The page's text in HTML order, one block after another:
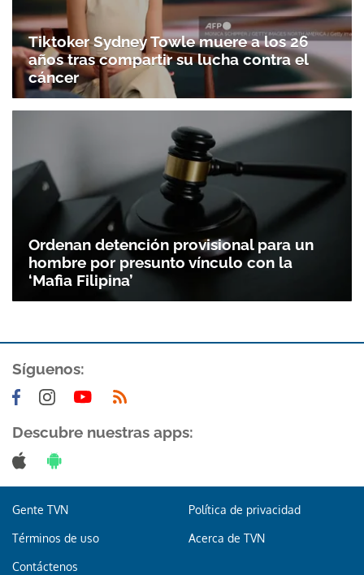
Gracias por suscribirte a nuestro boletín.
ACEPTAR
Tiktoker Sydney Towle muere a los 26
años tras compartir su lucha contra el
cáncer
Ordenan detención provisional para un
hombre por presunto vínculo con la
‘Mafia Filipina’
Síguenos:
Descubre nuestras apps:
Gente TVN Política de privacidad
Términos de uso Acerca de TVN
Contáctenos